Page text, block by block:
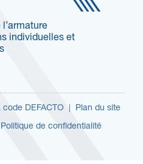
individuelles et
code DEFACTO Plan du site
Politique de confidentialité